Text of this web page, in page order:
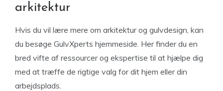
arkitektur
Hvis du vil lære mere om arkitektur og gulvdesign, kan
du besøge GulvXperts hjemmeside. Her finder du en
bred vifte af ressourcer og ekspertise til at hjælpe dig
med at træffe de rigtige valg for dit hjem eller din
arbejdsplads.